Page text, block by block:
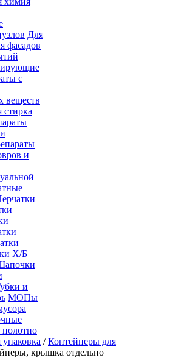
Для
фасадов
с
веществ
стирка
и
Х/Б
и
МОПы
/Контейнеры для
крышка отдельно